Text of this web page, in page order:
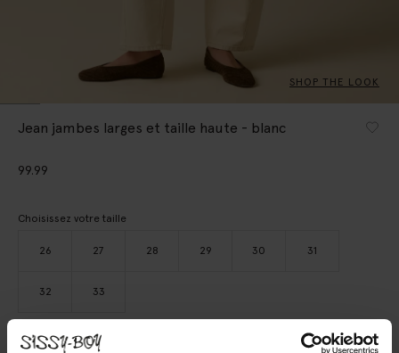
SHOP THE LOOK
Jean jambes larges et taille haute - blanc
99.99
Choisissez votre taille
26 27 28 29 30 31
32 33